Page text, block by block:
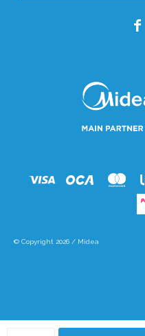

© Copyright 2026 / Midea